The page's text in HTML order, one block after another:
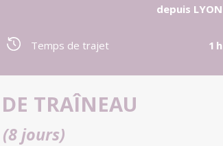
depuis LYON
Temps de trajet 1 h
TRAÎNEAU
(8 jours)